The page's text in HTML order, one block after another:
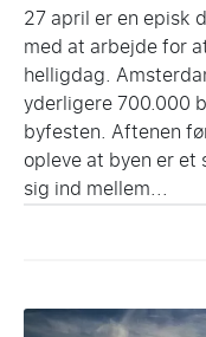
27 april er en episk
med at arbejde for
helligdag.
yderligere 700.000
byfesten. Aftenen
opleve at byen er
sig ind mellem...